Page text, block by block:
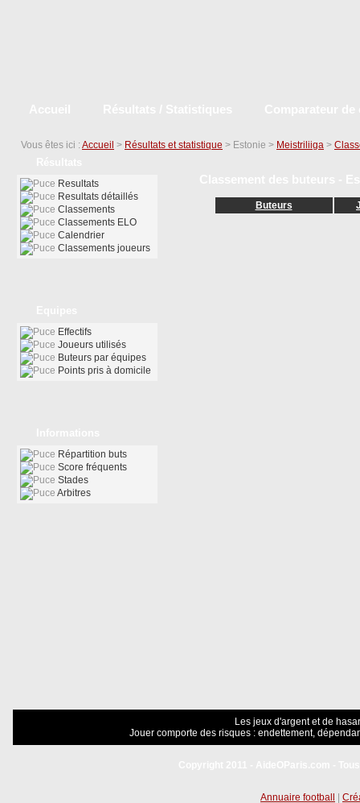
Vous êtes ici : Accueil > Résultats et statistique > Estonie > Meistriliiga >
Buteurs
Resultats
Resultats détaillés
Classements
Classements ELO
Calendrier
Classements joueurs
Effectifs
Joueurs utilisés
Buteurs par équipes
Points pris à domicile
Répartition buts
Score fréquents
Stades
Arbitres
Les jeux d'argent et de
Jouer comporte des risques : endettement,
Annuaire football